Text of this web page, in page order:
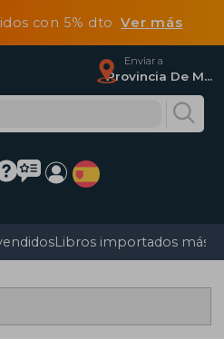
con 5% dtoVer más
Enviar a
Provincia De Madrid
Libros importados más